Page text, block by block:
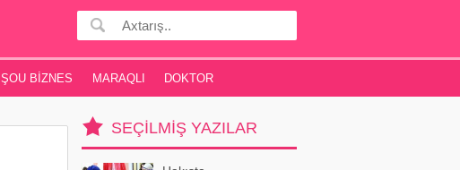
ŞOU BIZNES MARAQLI DOKTOR
SEÇILMIŞ YAZILAR